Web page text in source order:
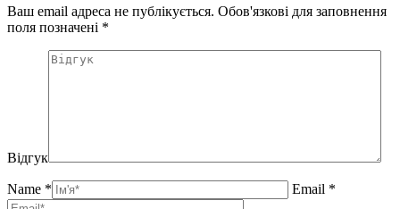
Ваш email адреса не публікується. Обов'язкові для заповнення
поля позначені *
Відгук
Name * Email *